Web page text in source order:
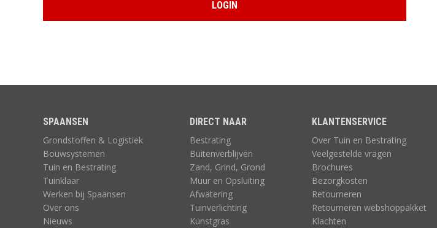
ZAND, GRIND,
SPAANSEN
Grondstoffen & Logistiek
Bouwsystemen
Tuin en Bestrating
Tuinklaar
Werken bij Spaansen
Over ons
Nieuws
DIRECT NAAR
Bestrating
Buitenverblijven
Zand, Grind, Grond
Muur en Opsluiting
Afwatering
Tuinverlichting
Kunstgras
KLANTENSERVICE
Over Tuin en Bestrating
Veelgestelde vragen
Brochures
Bezorgkosten
Retourneren
Retourneren webshoppakket
Klachten